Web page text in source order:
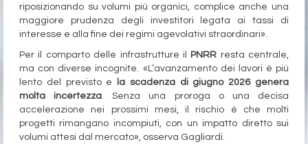
riposizionando su volumi più organici, complice anche una
maggiore prudenza degli investitori legata ai tassi di
interesse e alla fine dei regimi agevolativi straordinari».
Per il comparto delle infrastrutture il PNRR resta centrale,
ma con diverse incognite. «L’avanzamento dei lavori è più
lento del previsto e
la scadenza di giugno 2026 genera
molta incertezza. Senza una proroga o una decisa
accelerazione nei prossimi mesi, il rischio è che molti
progetti rimangano incompiuti, con un impatto diretto sui
volumi attesi dal mercato», osserva Gagliardi.